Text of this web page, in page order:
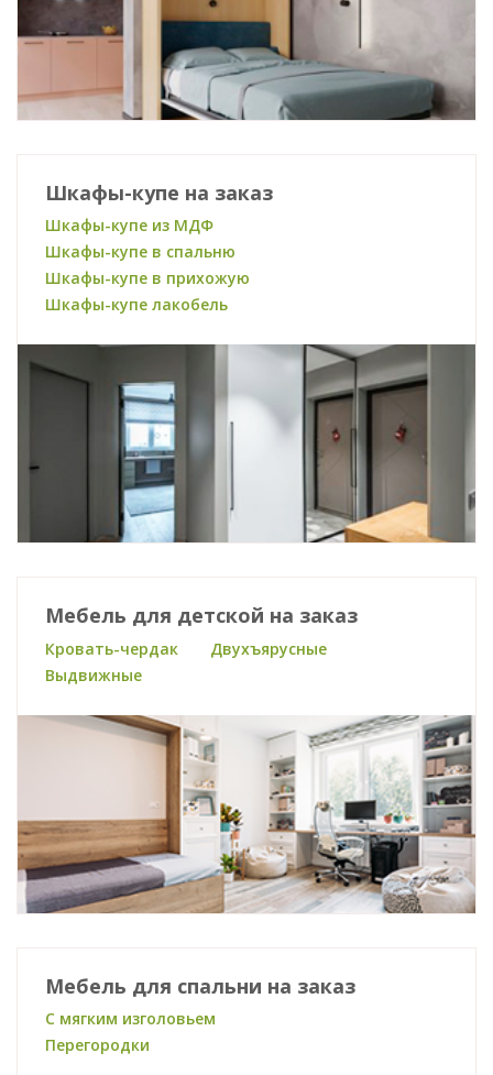
Шкафы-купе на заказ
Шкафы-купе из МДФ
Шкафы-купе в спальню
Шкафы-купе в прихожую
Шкафы-купе лакобель
Мебель для детской на заказ
Кровать-чердак
Двухъярусные
Выдвижные
Мебель для спальни на заказ
С мягким изголовьем
Перегородки